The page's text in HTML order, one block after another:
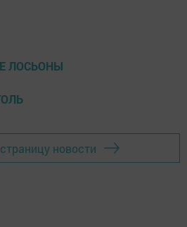
ЛОСЬОНЫ
новости